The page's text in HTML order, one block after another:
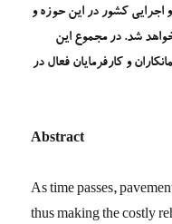
اجرایی کشور در این حوزه و
شد. در مجموع این
و کارفرمایان فعال در
Abstract
As time passes,
thus making the costly